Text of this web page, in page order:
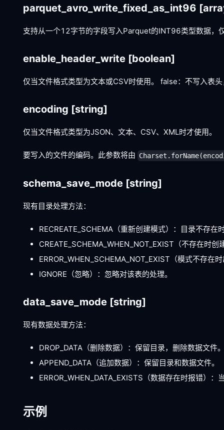
parquet_avro_write_fixed_as_int96
支持从一个12字节的字段写入Parquet的INT96类型数据，
enable_header_write [boolean]
仅当文件格式类型为文本或CSV时使用。 false：不写入表
encoding [string]
仅当文件格式类型为JSON、文本、CSV、XML时才使用。
要写入的文件的编码。此参数将由
schema_save_mode [string]
现有目录处理方法：
RECREATE_SCHEMA（重新创建模式）：目录不存
CREATE_SCHEMA_WHEN_NOT_EXIST（不存在时
ERROR_WHEN_SCHEMA_NOT_EXIST（模式不存在
IGNORE（忽略）：忽略对该表的处理。
data_save_mode [string]
现有数据处理方法：
DROP_DATA（删除数据）：保留目录，删除数据文件
APPEND_DATA（追加数据）：保留目录和数据文件。
ERROR_WHEN_DATA_EXISTS（数据存在时报错）
示例